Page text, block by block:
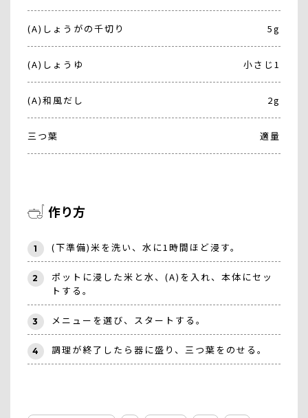
(A)しょうがの千切り 5g
(A)しょうゆ 小さじ1
(A)和風だし 2g
三つ葉 適量
作り方
1 (下準備)米を洗い、水に1時間ほど浸す。
2
ポットに浸した米と水、(A)を入れ、本体にセッ
トする。
3 メニューを選び、スタートする。
4 調理が終了したら器に盛り、三つ葉をのせる。